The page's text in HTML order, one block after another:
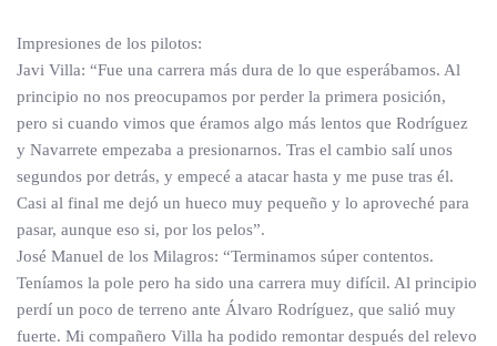
Impresiones de los pilotos:
Javi Villa: “Fue una carrera más dura de lo que esperábamos. Al
principio no nos preocupamos por perder la primera posición,
pero si cuando vimos que éramos algo más lentos que Rodríguez
y Navarrete empezaba a presionarnos. Tras el cambio salí unos
segundos por detrás, y empecé a atacar hasta y me puse tras él.
Casi al final me dejó un hueco muy pequeño y lo aproveché para
pasar, aunque eso si, por los pelos”.
José Manuel de los Milagros: “Terminamos súper contentos.
Teníamos la pole pero ha sido una carrera muy difícil. Al principio
perdí un poco de terreno ante Álvaro Rodríguez, que salió muy
fuerte. Mi compañero Villa ha podido remontar después del relevo